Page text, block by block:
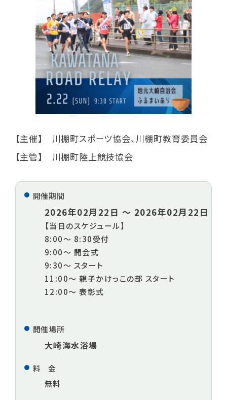
【主催】 川棚町スポーツ協会、川棚町教育委員会
【主管】 川棚町陸上競技協会
開催期間
2026年02月22日 〜 2026年02月22日
【当日のスケジュール】
8:00～ 8:30受付
9:00〜 開会式
9:30～ スタート
11:00～ 親子かけっこの部 スタート
12:00～ 表彰式
開催場所
大崎海水浴場
料金
無料